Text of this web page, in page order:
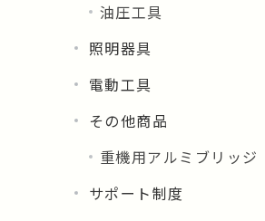
油圧工具
照明器具
電動工具
その他商品
重機用アルミブリッジ
サポート制度